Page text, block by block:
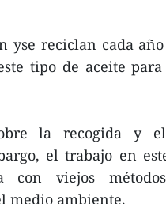
yse reciclan cada
tipo de aceite
la recogida y
el trabajo en
con viejos
medio ambiente.